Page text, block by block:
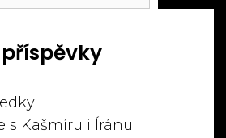
s Kašmíru i Íránu